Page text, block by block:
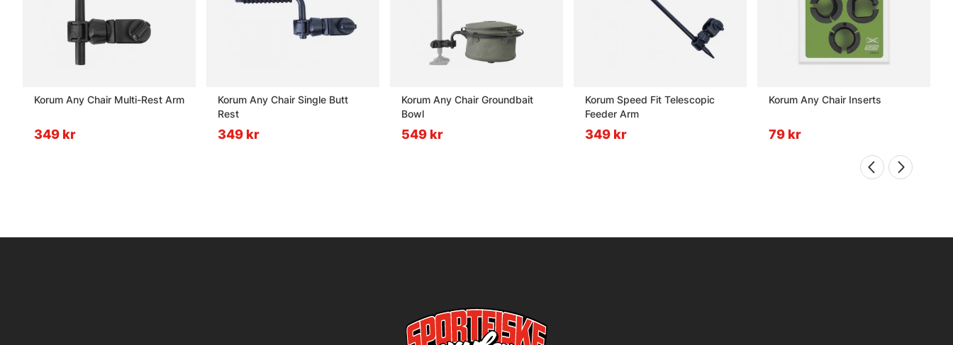
Korum Any Chair Multi-Rest Arm
349 kr
Korum Any Chair Single Butt
Rest
349 kr
Korum Any Chair Groundbait
Bowl
549 kr
Korum Speed Fit Telescopic
Feeder Arm
349 kr
Korum Any Chair Inserts
79 kr